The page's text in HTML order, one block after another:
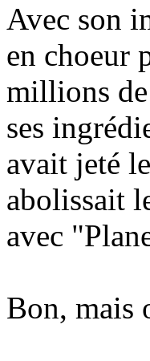
Avec son
en choeur
millions de
ses
avait jeté
abolissait
avec
Bon, mais